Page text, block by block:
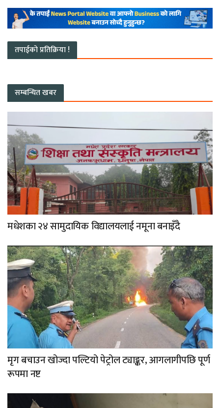
तपाईको प्रतिक्रिया !
सम्बन्धित खबर
मधेशका २४ सामुदायिक विद्यालयलाई नमूना बनाइँदै
मृग बचाउन खोज्दा पल्टियो पेट्रोल ट्याङ्कर, आगलागीपछि पूर्ण
रूपमा नष्ट